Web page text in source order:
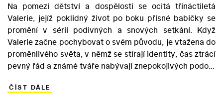
Na pomezí dětství a dospělosti se ocitá třináctiletá
Valerie, jejíž poklidný život po boku přísné babičky se
promění v sérii podivných a snových setkání. Když
Valerie začne pochybovat o svém původu, je vtažena do
proměnlivého světa, v němž se stírají identity, čas ztrácí
pevný řád a známé tváře nabývají znepokojivých podob.
mladík jménem Orlík, který jí poskytuje ochranu,
ČÍST DÁLE